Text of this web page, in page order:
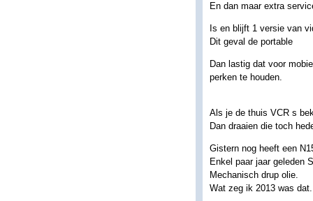
En dan maar extra
Is en blijft 1 versie van
Dit geval de portable
Dan lastig dat voor
perken te houden.
Als je de thuis VCR s
Dan draaien die toch
Gistern nog heeft een
Enkel paar jaar geleden
Mechanisch drup olie.
Wat zeg ik 2013 was